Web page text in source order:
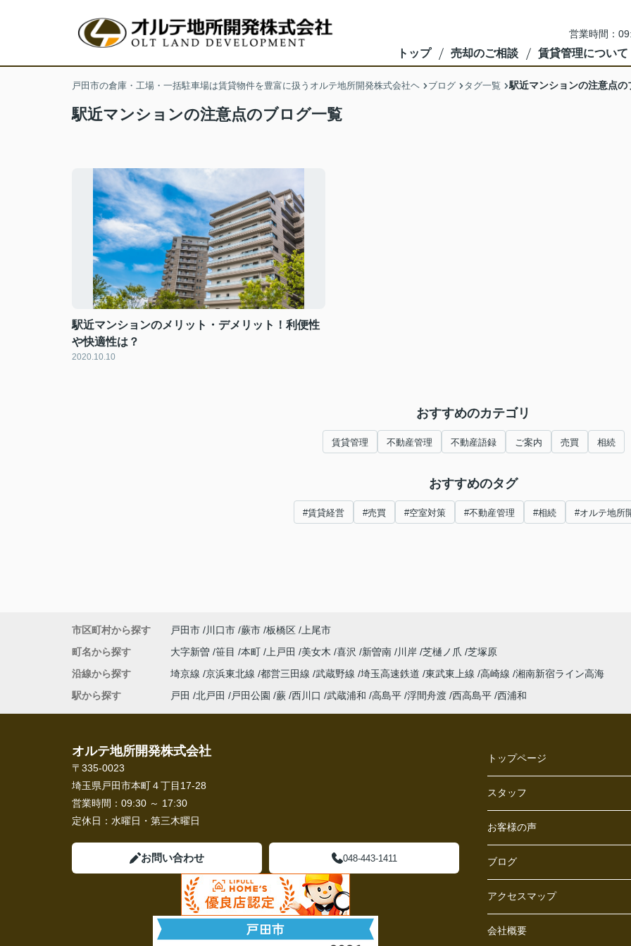
営業時間：
トップ 売却のご相談 賃貸管理について
戸田市の倉庫・工場・一括駐車場は賃貸物件を豊富に扱うオルテ地所開発株式会社ヘ ブログ タグ一覧 駅近マンションの注意点の
駅近マンションの注意点のブログ一覧
駅近マンションのメリット・デメリット！利便性
や快適性は？
2020.10.10
おすすめのカテゴリ
賃貸管理 不動産管理 不動産語録 ご案内 売買 相続
おすすめのタグ
#賃貸経営 #売買 #空室対策 #不動産管理 #相続 #オルテ地所
市区町村から探す 戸田市 川口市 蕨市 板橋区
上尾市
町名から探す
大字新曽 笹目 本町 上戸田 美女木 喜沢 新曽南 川岸 芝樋ノ爪
芝塚原
沿線から探す
埼京線 京浜東北線 都営三田線 武蔵野線 埼玉高速鉄道 東武東上線 高崎線 湘南新宿ライン高海
駅から探す
戸田 北戸田 戸田公園 蕨 西川口 武蔵浦和 高島平 浮間舟渡 西高島平 西浦和
オルテ地所開発株式会社
〒335-0023
埼玉県戸田市本町４丁目17-28
営業時間： 09:30 ～ 17:30
定休日： 水曜日・第三木曜日
お問い合わせ 048-443-1411
トップページ
スタッフ
お客様の声
ブログ
アクセスマップ
会社概要